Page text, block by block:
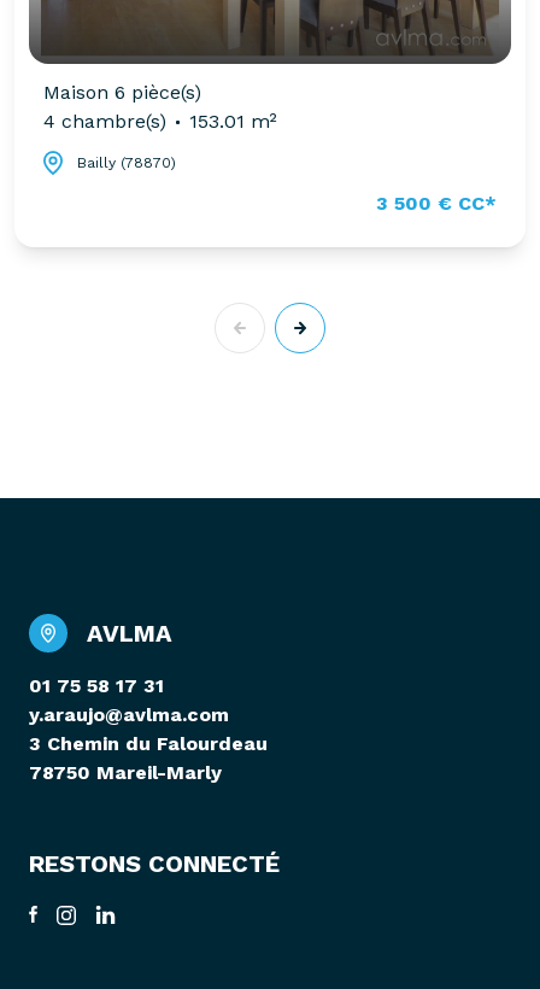
Maison 6 pièce(s)
4 chambre(s)
153.01 m²
Bailly (78870)
3 500 € CC*
AVLMA
01 75 58 17 31
y.araujo@avlma.com
3 Chemin du Falourdeau
78750 Mareil-Marly
RESTONS CONNECTÉ